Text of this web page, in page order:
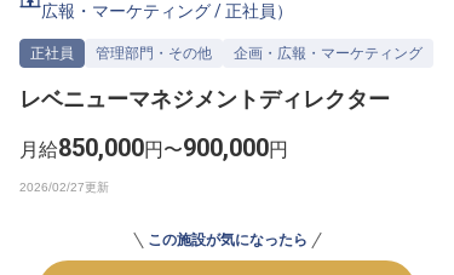
広報・マーケティング/正社員 ）
正社員 管理部門・その他 企画・広報・マーケティング
レベニューマネジメントディレクター
月給850,000円〜900,000円
この施設が気になったら